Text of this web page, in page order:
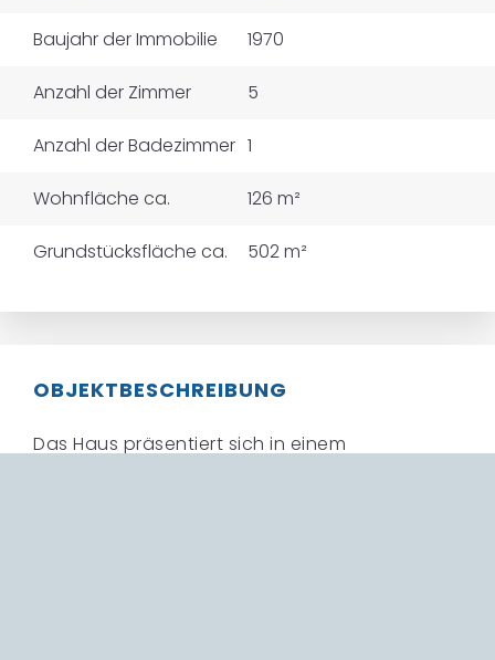
Baujahr der Immobilie 1970
Anzahl der Zimmer 5
Anzahl der Badezimmer 1
Wohnfläche ca. 126 m²
Grundstücksfläche ca. 502 m²
OBJEKTBESCHREIBUNG
Das Haus präsentiert sich in einem